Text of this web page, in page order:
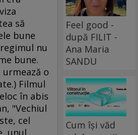
să
bune
nu
bune.
urmează o
Filmul
în abis
"Vechiul
cel
unul
Feel good -
după FILIT -
Ana Maria
SANDU
Cum își văd